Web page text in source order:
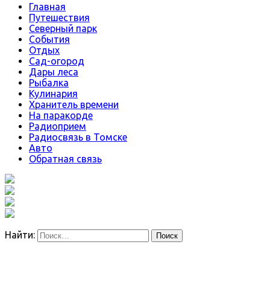
Главная
Путешествия
Северный парк
События
Отдых
Сад-огород
Дары леса
Рыбалка
Кулинария
Хранитель времени
На паракорде
Радиоприем
Радиосвязь в Томске
Авто
Обратная связь
Найти: